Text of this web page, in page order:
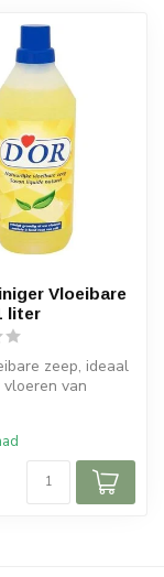
Vloeibare
liter
zeep, ideaal
van